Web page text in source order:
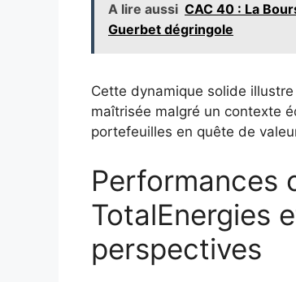
A lire aussi CAC 40 : La
Guerbet dégringole
Cette dynamique solide
maîtrisée malgré un contexte
portefeuilles en quête de
Performances
TotalEnergies
perspectives